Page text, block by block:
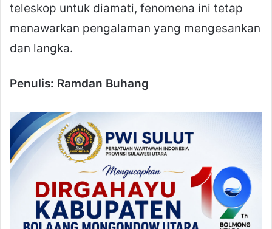
teleskop untuk diamati, fenomena ini tetap
menawarkan pengalaman yang mengesankan
dan langka.
Penulis: Ramdan Buhang